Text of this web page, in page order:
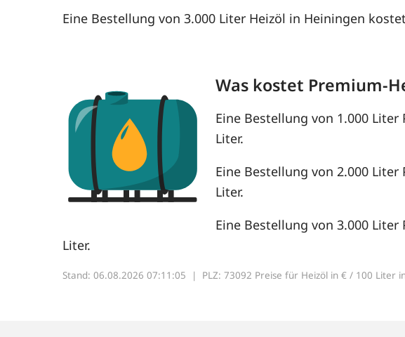
Eine Bestellung von 3.000 Liter Heizöl in Heiningen
Was kostet Premium-
Eine Bestellung von 1.000
Liter.
Eine Bestellung von 2.000
Liter.
Eine Bestellung von 3.000
Liter.
Stand: 06.08.2026 07:11:05 | PLZ: 73092 Preise für Heizöl in € / 100 Liter